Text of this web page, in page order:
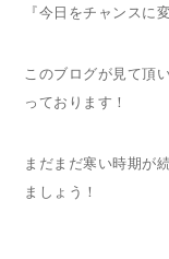
『今日をチャンスに
このブログが見て頂
っております！
まだまだ寒い時期が
ましょう！